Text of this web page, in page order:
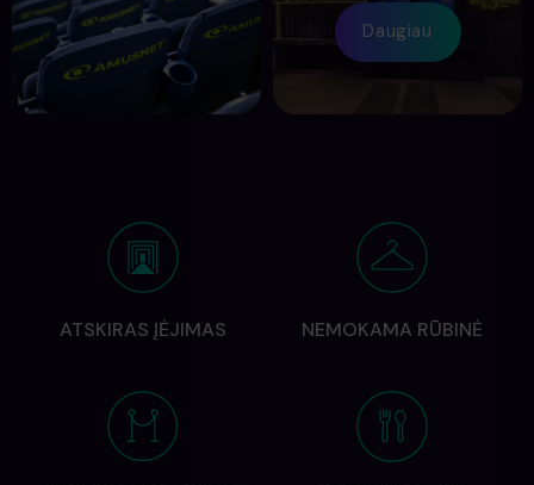
Daugiau
ATSKIRAS ĮĖJIMAS NEMOKAMA RŪBINĖ